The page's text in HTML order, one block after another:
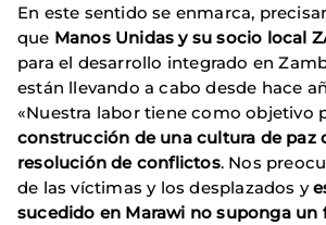
En este sentido se enmarca,
que Manos Unidas y su socio local
para el desarrollo integrado en
están llevando a cabo desde hace
«Nuestra labor tiene como objetivo
construcción de una cultura de paz
resolución de conflictos. Nos
de las víctimas y los desplazados y
sucedido en Marawi no suponga un